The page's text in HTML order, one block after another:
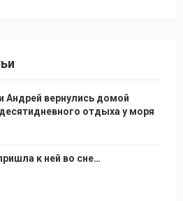
Андрей вернулись домой
отдыха у моря
к ней во сне…